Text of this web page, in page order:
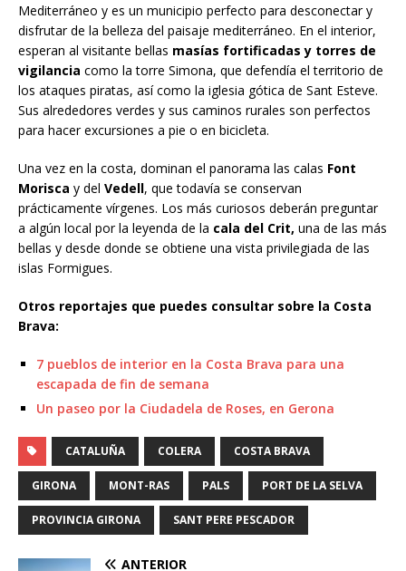
Mediterráneo y es un municipio perfecto para desconectar y
disfrutar de la belleza del paisaje mediterráneo. En el interior,
esperan al visitante bellas masías fortificadas y torres de
vigilancia como la torre Simona, que defendía el territorio de
los ataques piratas, así como la iglesia gótica de Sant Esteve.
Sus alrededores verdes y sus caminos rurales son perfectos
para hacer excursiones a pie o en bicicleta.
Una vez en la costa, dominan el panorama las calas Font
Morisca y del Vedell, que todavía se conservan
prácticamente vírgenes. Los más curiosos deberán preguntar
a algún local por la leyenda de la cala del Crit, una de las más
bellas y desde donde se obtiene una vista privilegiada de las
islas Formigues.
Otros reportajes que puedes consultar sobre la Costa
Brava:
7 pueblos de interior en la Costa Brava para una
escapada de fin de semana
Un paseo por la Ciudadela de Roses, en Gerona
CATALUÑA COLERA COSTA BRAVA
GIRONA MONT-RAS PALS PORT DE LA SELVA
PROVINCIA GIRONA SANT PERE PESCADOR
ANTERIOR